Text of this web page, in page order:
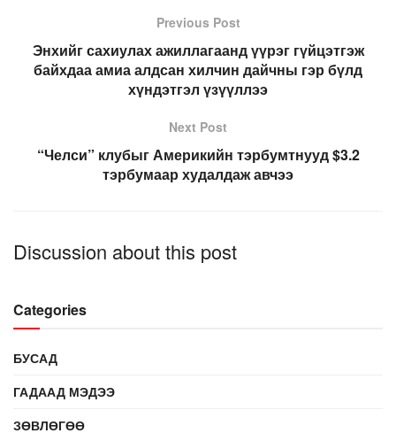
Previous Post
Энхийг сахиулах ажиллагаанд үүрэг гүйцэтгэж
байхдаа амиа алдсан хилчин дайчны гэр бүлд
хүндэтгэл үзүүллээ
Next Post
“Челси” клубыг Америкийн тэрбумтнууд $3.2
тэрбумаар худалдаж авчээ
Discussion about this post
Categories
БУСАД
ГАДААД МЭДЭЭ
ЗӨВЛӨГӨӨ